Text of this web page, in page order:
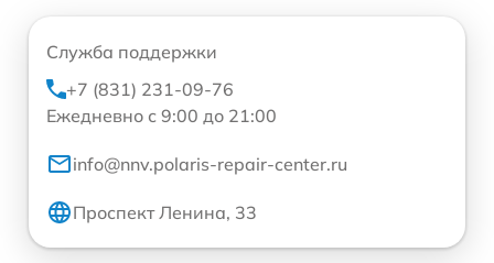
Служба поддержки
+7 (831) 231-09-76
Ежедневно с 9:00 до 21:00
info@nnv.polaris-repair-center.ru
Проспект Ленина, 33